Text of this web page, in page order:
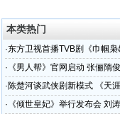
本类热门
·东方卫视首播TVB剧《巾帼枭
· 《男人帮》官网启动 张俪隋
·陈楚河谈武侠剧新模式 《天
· 《倾世皇妃》举行发布会 刘